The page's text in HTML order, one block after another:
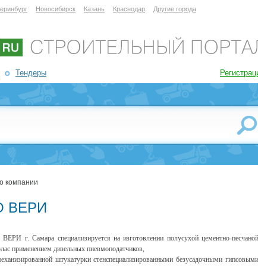
Новосибирск Казань Краснодар Другие города
Тендеры
компании
ВЕРИ
г. Самара специализируется на изготовлении полусухой цементно-песчаной
применением дизельных пневмоподатчиков,
штукатурки стенспециализированными безусадочными гипсовыми